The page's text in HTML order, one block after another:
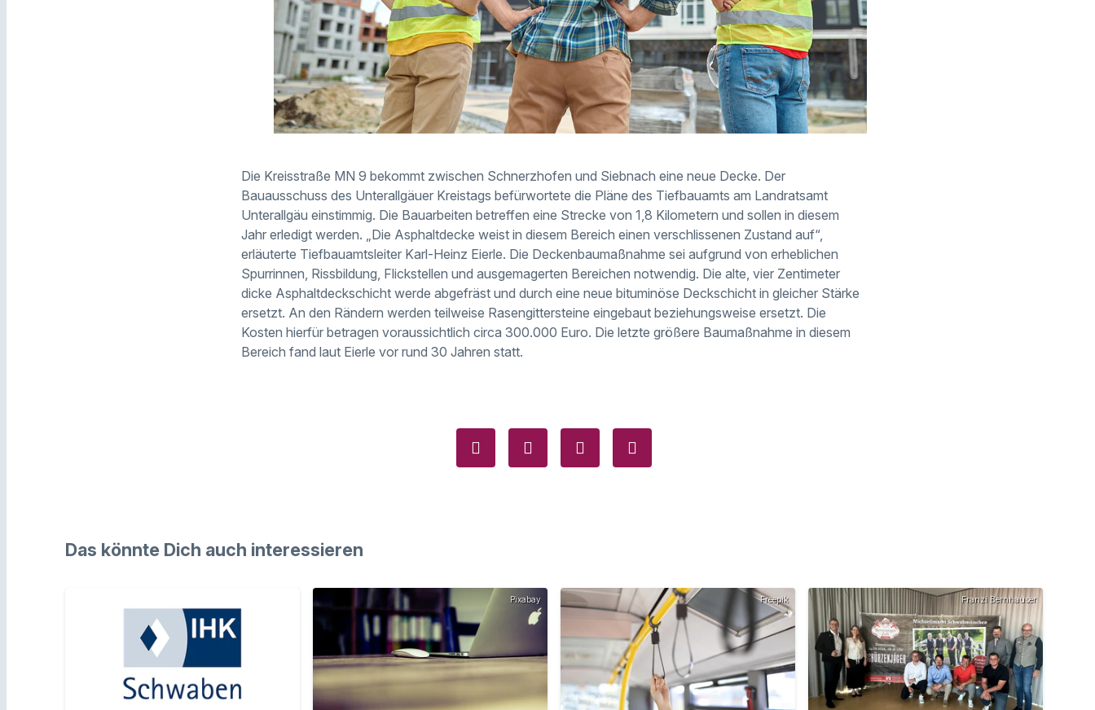
Die Kreisstraße MN 9 bekommt zwischen Schnerzhofen und Siebnach eine neue Decke. Der
Bauausschuss des Unterallgäuer Kreistags befürwortete die Pläne des Tiefbauamts am Landratsamt
Unterallgäu einstimmig. Die Bauarbeiten betreffen eine Strecke von 1,8 Kilometern und sollen in diesem
Jahr erledigt werden. „Die Asphaltdecke weist in diesem Bereich einen verschlissenen Zustand auf“,
erläuterte Tiefbauamtsleiter Karl-Heinz Eierle. Die Deckenbaumaßnahme sei aufgrund von erheblichen
Spurrinnen, Rissbildung, Flickstellen und ausgemagerten Bereichen notwendig. Die alte, vier Zentimeter
dicke Asphaltdeckschicht werde abgefräst und durch eine neue bituminöse Deckschicht in gleicher Stärke
ersetzt. An den Rändern werden teilweise Rasengittersteine eingebaut beziehungsweise ersetzt. Die
Kosten hierfür betragen voraussichtlich circa 300.000 Euro. Die letzte größere Baumaßnahme in diesem
Bereich fand laut Eierle vor rund 30 Jahren statt.
Das könnte Dich auch interessieren
Pixabay Freepik Franzi Bernhauser